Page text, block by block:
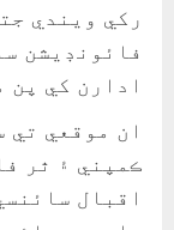
رکي ويندي
فائونڊيشن
ادارن کي پن
ان موقعي تي
ڪمپني ۽ ٿر
اقبال